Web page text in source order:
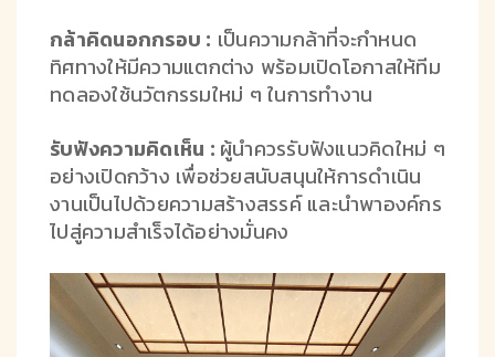
กล้าคิดนอกกรอบ : เป็นความกล้าที่จะกำหนด
ทิศทางให้มีความแตกต่าง พร้อมเปิดโอกาสให้ทีม
ทดลองใช้นวัตกรรมใหม่ ๆ ในการทำงาน
รับฟังความคิดเห็น : ผู้นำควรรับฟังแนวคิดใหม่ ๆ
อย่างเปิดกว้าง เพื่อช่วยสนับสนุนให้การดำเนิน
งานเป็นไปด้วยความสร้างสรรค์ และนำพาองค์กร
ไปสู่ความสำเร็จได้อย่างมั่นคง